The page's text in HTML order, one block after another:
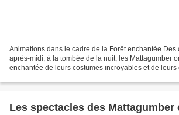
Animations dans le cadre de la Forêt enchantée Des
après-midi, à la tombée de la nuit, les Mattagumber
enchantée de leurs costumes incroyables et de leurs
Les spectacles des Mattagumber